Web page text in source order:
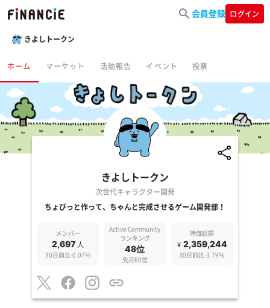
会員登録 ログイン
きよしトークン
ホーム マーケット 活動報告 イベント 投票
きよしトークン
次世代キャラクター開発
ちょびっと作って、ちゃんと完成させるゲーム開発部！
メンバー
2,697 人
30日前比-0.07％
Active Community
ランキング
48位
先月60位
時価総額
¥ 2,359,244
30日前比-3.79％